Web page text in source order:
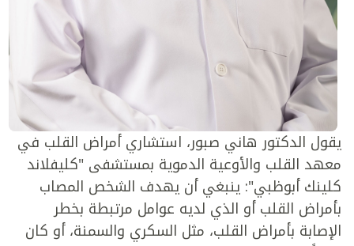
يقول الدكتور هاني صبور، استشاري أمراض القلب في
معهد القلب والأوعية الدموية بمستشفى "كليفلاند
كلينك أبوظبي": ينبغي أن يهدف الشخص المصاب
بأمراض القلب أو الذي لديه عوامل مرتبطة بخطر
الإصابة بأمراض القلب، مثل السكري والسمنة، أو كان